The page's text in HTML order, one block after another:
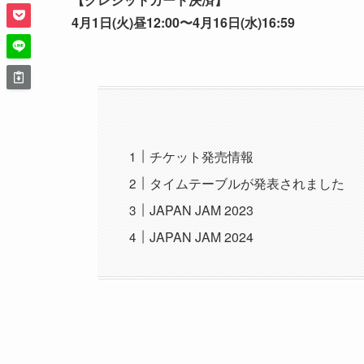
4月1日(火)昼12:00〜4月16日(水)16:59
チケット発売情報
タイムテーブルが発表されました
JAPAN JAM 2023
JAPAN JAM 2024